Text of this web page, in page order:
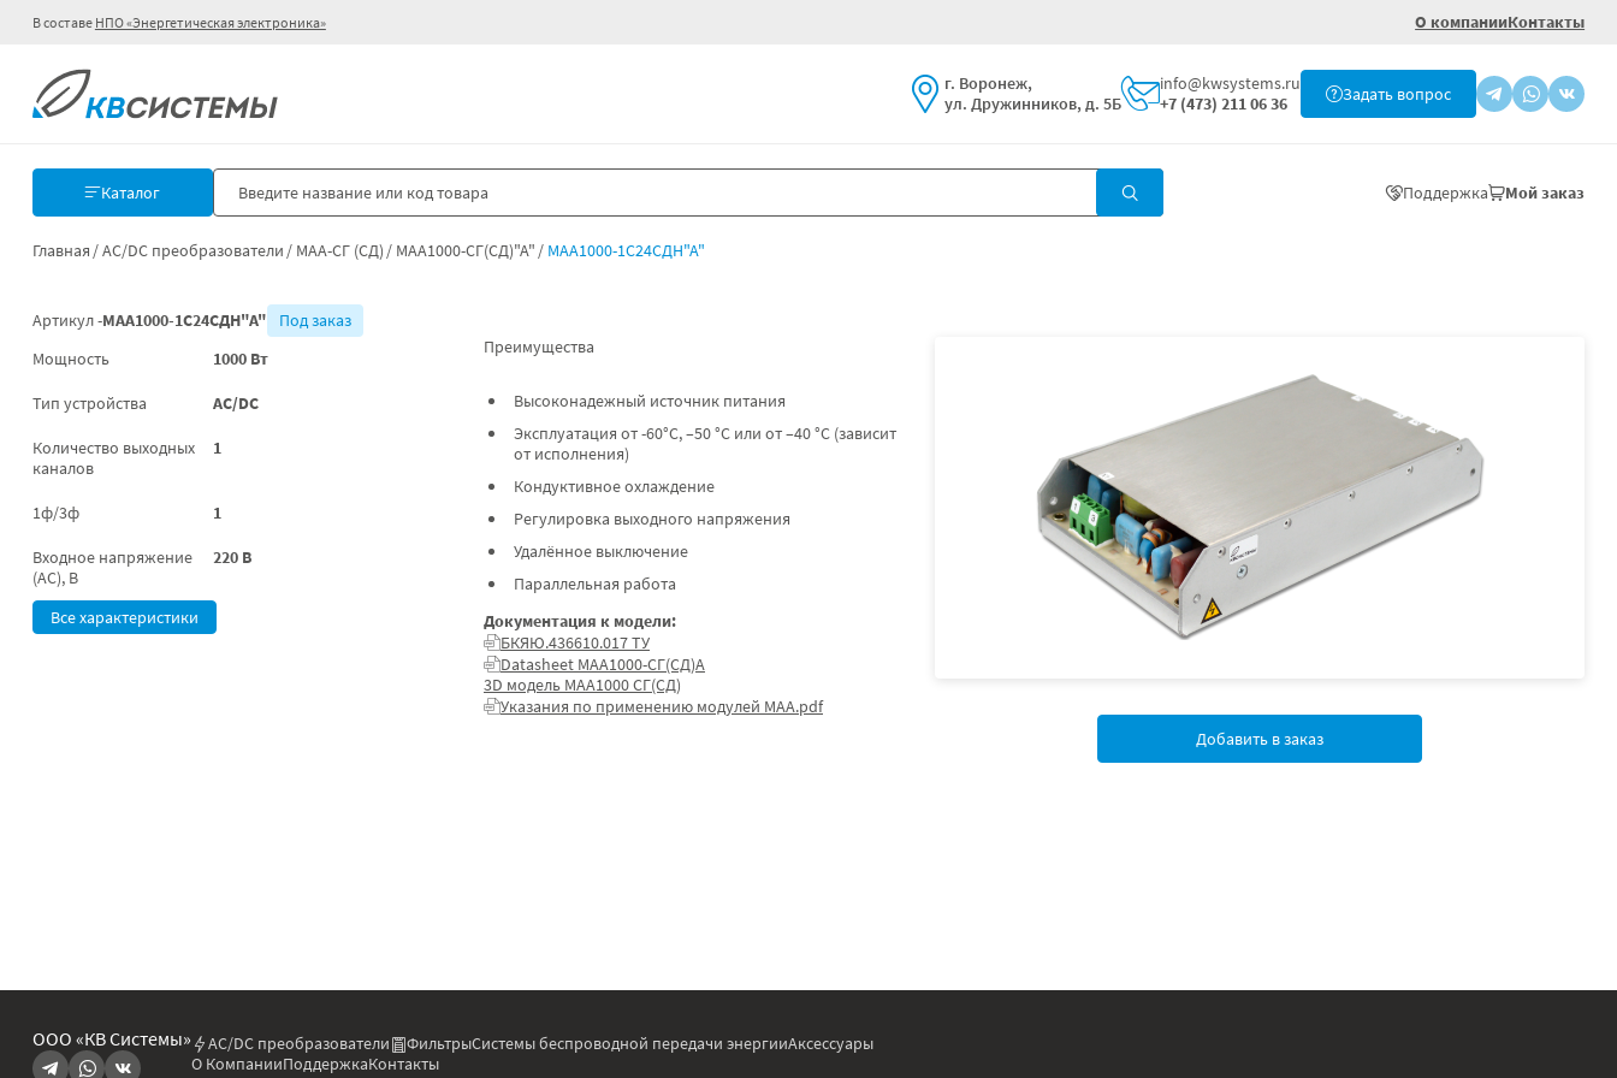
В составе НПО «Энергетическая электроника» О компанииКонтакты
г. Воронеж,
ул. Дружинников, д. 5Б
info@kwsystems.ru
+7 (473) 211 06 36
Задать вопрос
Каталог Поддержка Мой заказ
Главная AC/DC преобразователи МАА-СГ (СД) МАА1000-СГ(СД)"А" МАА1000-1С24СДН"А"
Артикул -МАА1000-1С24СДН"А"
Под заказ
Мощность
1000 Вт
Тип устройства AC/DC
Количество выходных
каналов
1
1ф/3ф 1
Входное напряжение
(AC), В
220 В
Все характеристики
Преимущества
Высоконадежный источник питания
Эксплуатация от -60°C, –50 °C или от –40 °C (зависит
от исполнения)
Кондуктивное охлаждение
Регулировка выходного напряжения
Удалённое выключение
Параллельная работа
Документация к модели:
БКЯЮ.436610.017 ТУ
Datasheet МАА1000-СГ(СД)А
3D модель МАА1000 СГ(СД)
Указания по применению модулей МАА.pdf
Добавить в заказ
ООО «КВ Системы» AC/DC преобразователи ФильтрыСистемы беспроводной передачи энергииАксессуары
О КомпанииПоддержкаКонтакты